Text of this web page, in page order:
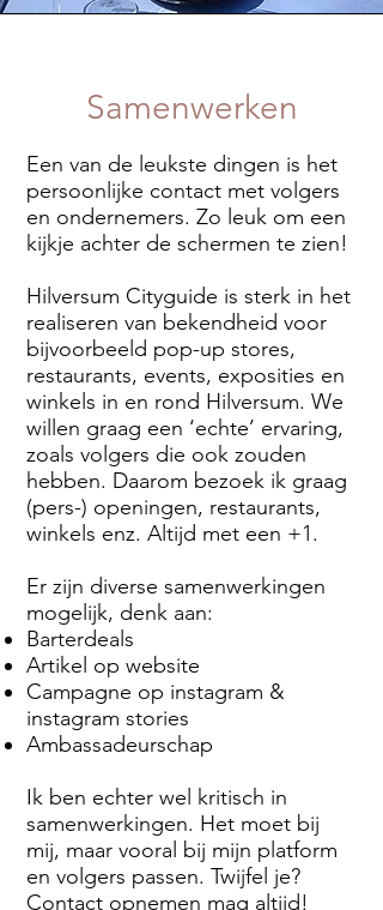
Samenwerken
Een van de leukste dingen is het
persoonlijke contact met volgers
en ondernemers. Zo leuk om een
kijkje achter de schermen te zien! ​
Hilversum Cityguide is sterk in het
realiseren van bekendheid voor
bijvoorbeeld pop-up stores,
restaurants, events, exposities en
winkels in en rond Hilversum. We
willen graag een ‘echte’ ervaring,
zoals volgers die ook zouden
hebben. Daarom bezoek ik graag
(pers-) openingen, restaurants,
winkels enz. Altijd met een +1.
Er zijn diverse samenwerkingen
mogelijk, denk aan:
Barterdeals
Artikel op website
Campagne op instagram &
instagram stories
Ambassadeurschap
Ik ben echter wel kritisch in
samenwerkingen. Het moet bij
mij, maar vooral bij mijn platform
en volgers passen. Twijfel je?
Contact opnemen mag altijd!